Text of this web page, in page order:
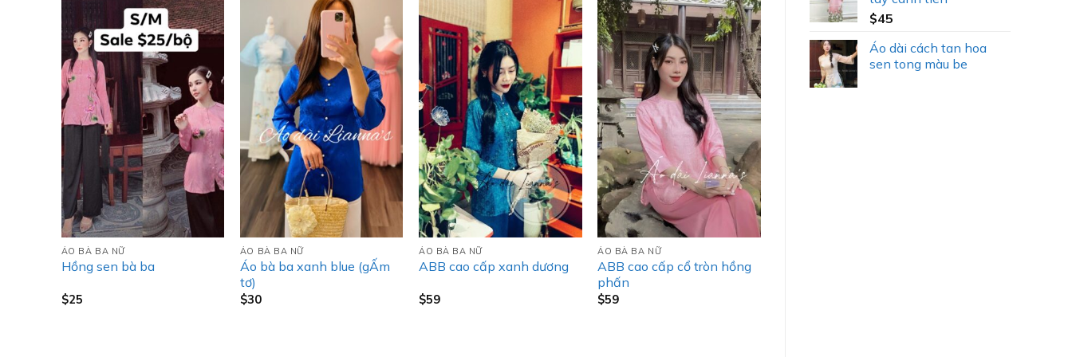
$45
Áo dài cách tan hoa
sen tong màu be
ÁO BÀ BA NỮ
Hồng sen bà ba
$25
ÁO BÀ BA NỮ
Áo bà ba xanh blue (gẤm
tơ)
$30
ÁO BÀ BA NỮ
ABB cao cấp xanh dương
$59
ÁO BÀ BA NỮ
ABB cao cấp cổ tròn hồng
phấn
$59